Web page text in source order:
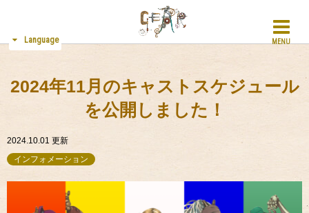
MENU
Language
2024年11月のキャストスケジュール
を公開しました！
2024.10.01 更新
インフォメーション